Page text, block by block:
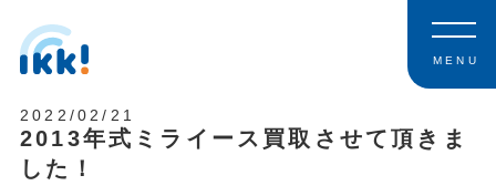
MENU
2022/02/21
2013年式ミライース買取させて頂きま
した！